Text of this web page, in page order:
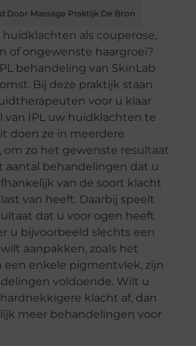
Door Massage Praktijk De Bron
huidklachten als couperose,
of ongewenste haargroei?
behandeling van SkinLab
Bij deze praktijk staan
voor u klaar
van IPL uw huidklachten te
doen ze in meerdere
om zo het gewenste resultaat
aantal behandelingen dat u
van de soort klacht
van heeft. Daarbij speelt
dat u voor ogen heeft
u bijvoorbeeld slechts een
aanpakken, zoals het
een enkele pigmentvlek, zijn
voldoende. Wilt u
klacht af, dan
meer behandelingen voor